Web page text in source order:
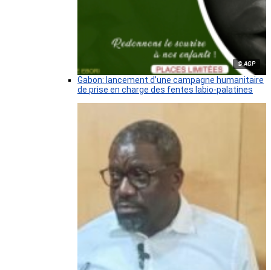
© AGP
Gabon: lancement d’une campagne humanitaire
de prise en charge des fentes labio-palatines